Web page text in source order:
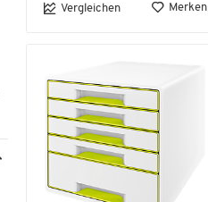
Vergleichen Merken